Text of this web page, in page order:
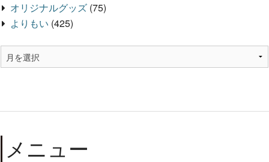
オリジナルグッズ (75)
よりもい (425)
メニュー